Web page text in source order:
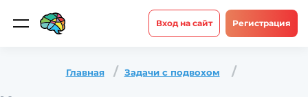
Вход на сайт Регистрация
Главная Задачи с подвохом